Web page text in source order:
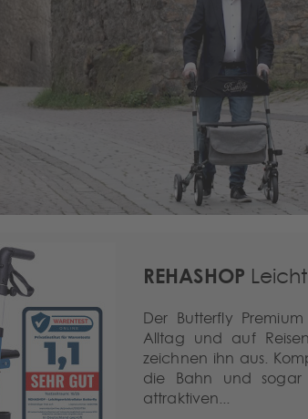
REHASHOP
Der Butterfly
Alltag und auf
zeichnen ihn aus.
die Bahn und sogar
attraktiven...